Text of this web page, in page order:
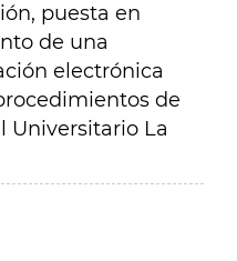
puesta en
de una
electrónica
de
Universitario La